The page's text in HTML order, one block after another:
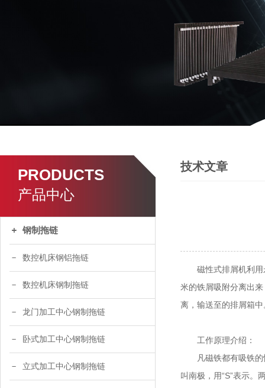
PRODUCTS
产品中心
钢制拖链
数控机床钢铝拖链
数控机床钢制拖链
龙门加工中心钢制拖链
卧式加工中心钢制拖链
立式加工中心钢制拖链
技术文章
磁性式排屑机利用永
米的铁屑吸附分离出
离，输送至的排屑箱中
工作原理介绍：
凡磁铁都有吸铁的性
叫南极，用“S”表示。